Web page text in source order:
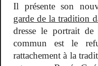
Il présente son
garde de la tradition
dresse le portrait
commun est le
rattachement à la